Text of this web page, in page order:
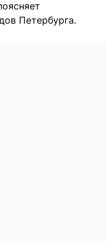
Петербурга.